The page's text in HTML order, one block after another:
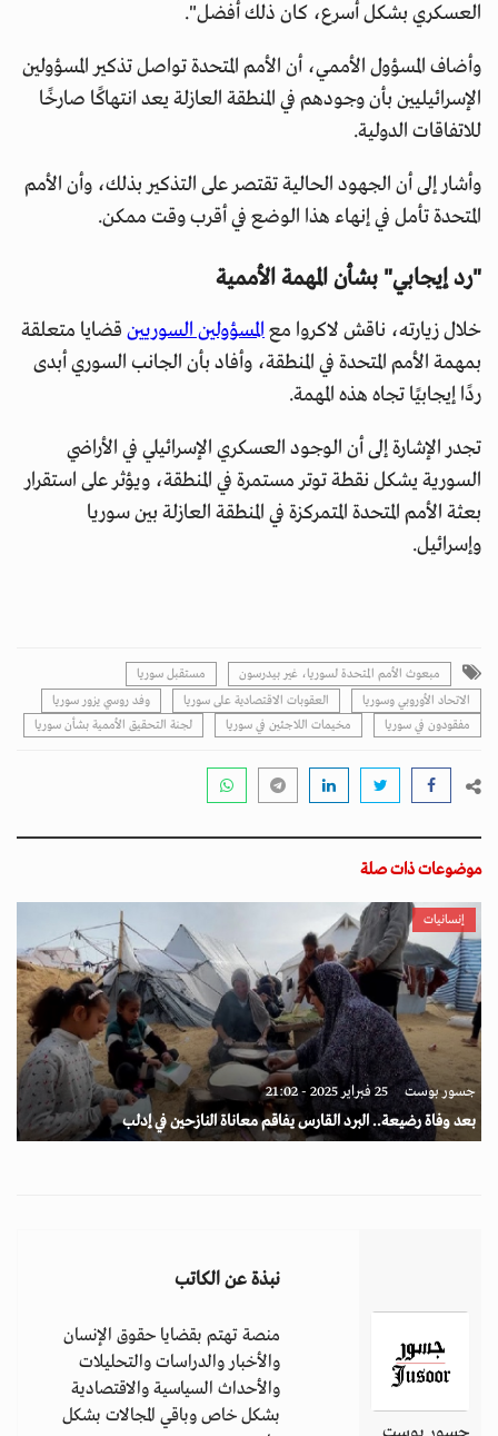
العسكري بشكل أسرع، كان ذلك أفضل".
وأضاف المسؤول الأممي، أن الأمم المتحدة تواصل تذكير المسؤولين
الإسرائيليين بأن وجودهم في المنطقة العازلة يعد انتهاكًا صارخًا
للاتفاقات الدولية.
وأشار إلى أن الجهود الحالية تقتصر على التذكير بذلك، وأن الأمم
المتحدة تأمل في إنهاء هذا الوضع في أقرب وقت ممكن.
"رد إيجابي" بشأن المهمة الأممية
خلال زيارته، ناقش لاكروا معالمسؤولين السوريين قضايا متعلقة
بمهمة الأمم المتحدة في المنطقة، وأفاد بأن الجانب السوري أبدى
ردًا إيجابيًا تجاه هذه المهمة.
تجدر الإشارة إلى أن الوجود العسكري الإسرائيلي في الأراضي
السورية يشكل نقطة توتر مستمرة في المنطقة، ويؤثر على استقرار
بعثة الأمم المتحدة المتمركزة في المنطقة العازلة بين سوريا
وإسرائيل.
مبعوث الأمم المتحدة لسوريا، غير بيدرسون
مستقبل سوريا
الاتحاد الأوروبي وسوريا
العقوبات الاقتصادية على سوريا
وفد روسي يزور سوريا
مفقودون في سوريا
مخيمات اللاجئين في سوريا لجنة التحقيق الأممية بشأن سوريا
موضوعات ذات صلة
إنسانيات
جسور بوست 25 فبراير 2025 - 21:02
بعد وفاة رضيعة.. البرد القارس يفاقم معاناة النازحين في إدلب
نبذة عن الكاتب
منصة تهتم بقضايا حقوق الإنسان
والأخبار والدراسات والتحليلات
والأحداث السياسية والاقتصادية
بشكل خاص وباقي المجالات بشكل